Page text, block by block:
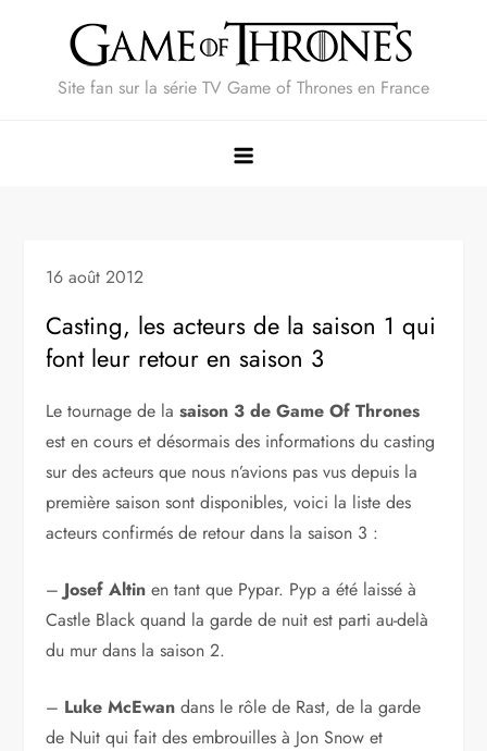
Site fan sur la série TV Game of Thrones en France
16 août 2012
Casting, les acteurs de la saison 1 qui
font leur retour en saison 3
Le tournage de lasaison 3 de Game Of Thrones
est en cours et désormais des informations du casting
sur des acteurs que nous n’avions pas vus depuis la
première saison sont disponibles, voici la liste des
acteurs confirmés de retour dans la saison 3 :
– Josef Altin en tant que Pypar. Pyp a été laissé à
Castle Black quand la garde de nuit est parti au-delà
du mur dans la saison 2.
– Luke McEwan dans le rôle de Rast, de la garde
de Nuit qui fait des embrouilles à Jon Snow et